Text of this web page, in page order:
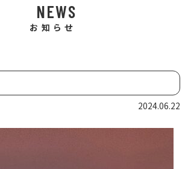
NEWS
お知らせ
2024.06.22